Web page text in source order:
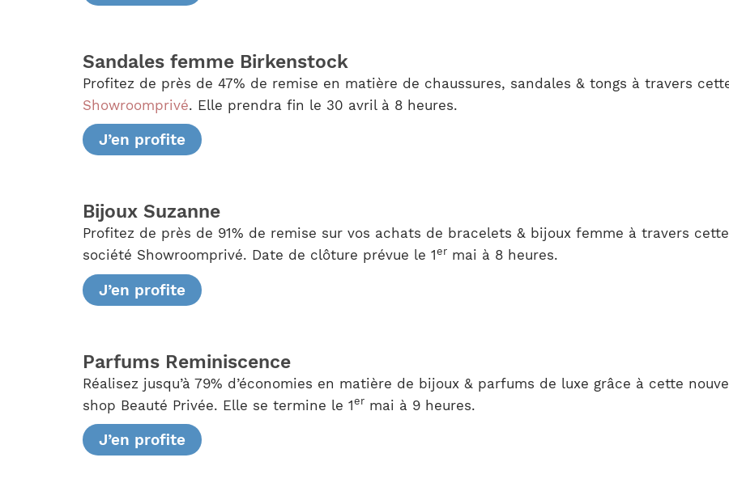
Sandales femme Birkenstock
Profitez de près de 47% de remise en matière de chaussures, sandales & tongs à travers
Showroomprivé. Elle prendra fin le 30 avril à 8 heures.
J’en profite
Bijoux Suzanne
Profitez de près de 91% de remise sur vos achats de bracelets & bijoux femme à travers
société Showroomprivé. Date de clôture prévue le 1er mai à 8 heures.
J’en profite
Parfums Reminiscence
Réalisez jusqu’à 79% d’économies en matière de bijoux & parfums de luxe grâce à cette
shop Beauté Privée. Elle se termine le 1er mai à 9 heures.
J’en profite